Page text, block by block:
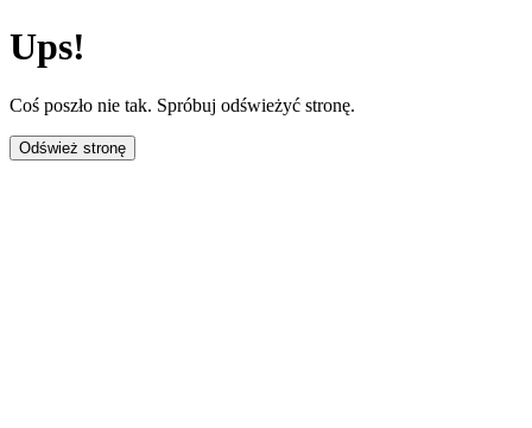
Ups!
Coś poszło nie tak. Spróbuj odświeżyć stronę.
Odśwież stronę